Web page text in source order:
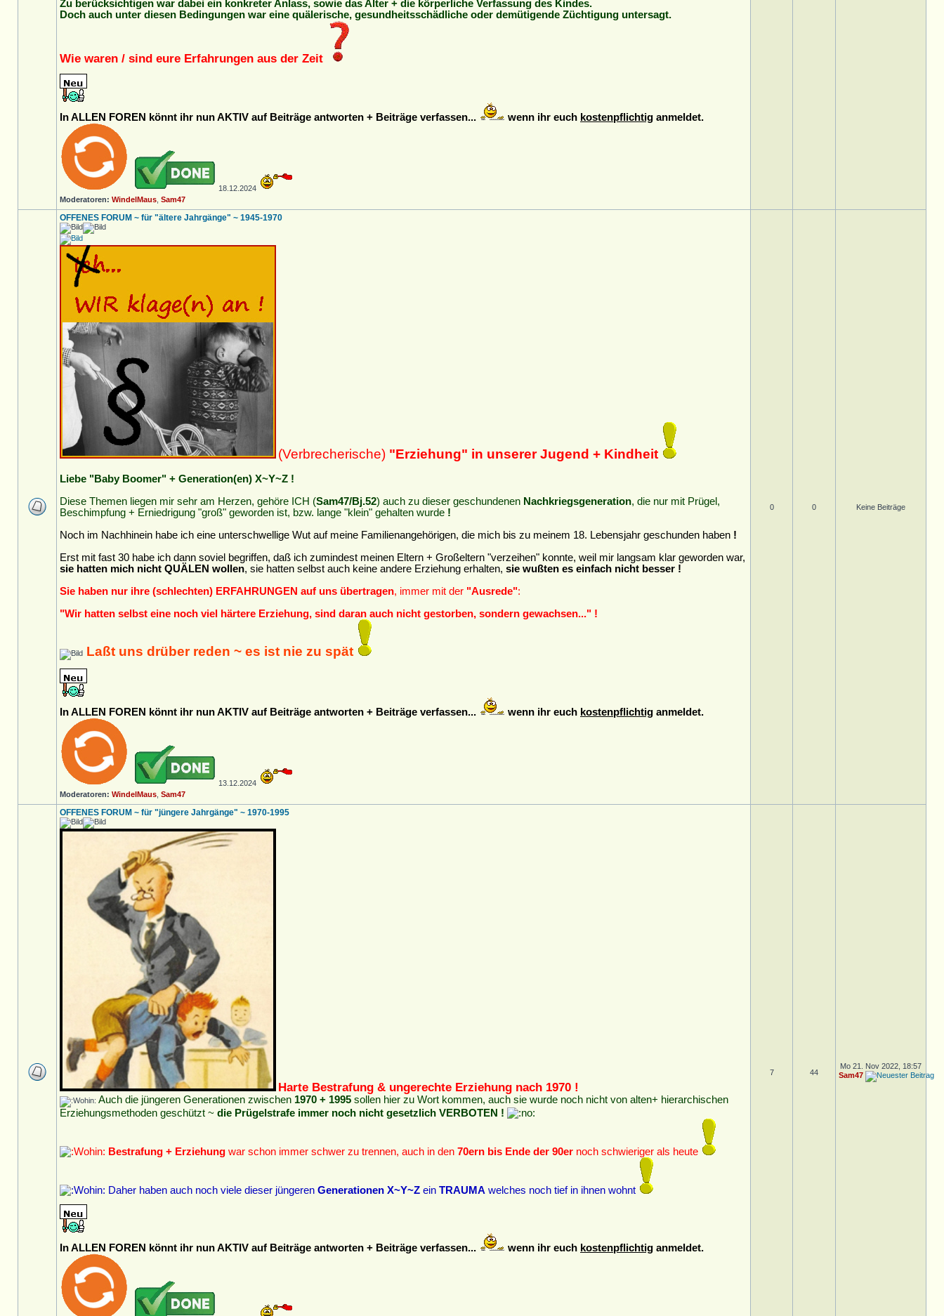
Zu berücksichtigen war dabei ein konkreter Anlass, sowie das Alter + die körperliche Verfassung des Kindes.
Doch auch unter diesen Bedingungen war eine quälerische, gesundheitsschädliche oder demütigende Züchtigung untersagt.
Wie waren / sind eure Erfahrungen aus der Zeit
In ALLEN FOREN könnt ihr nun AKTIV auf Beiträge antworten + Beiträge verfassen... wenn ihr euch kostenpflichtig anmeldet.
18.12.2024
Moderatoren: WindelMaus Sam47
OFFENES FORUM ~ für "ältere Jahrgänge" ~ 1945-1970
(Verbrecherische) "Erziehung" in unserer Jugend + Kindheit
Liebe "Baby Boomer" + Generation(en) X~Y~Z !
Diese Themen liegen mir sehr am Herzen, gehöre ICH (Sam47/Bj.52) auch zu dieser geschundenen Nachkriegsgeneration, die nur mit Prügel,
Beschimpfung + Erniedrigung "groß" geworden ist, bzw. lange "klein" gehalten wurde !
Noch im Nachhinein habe ich eine unterschwellige Wut auf meine Familienangehörigen, die mich bis zu meinem 18. Lebensjahr geschunden haben !
Erst mit fast 30 habe ich dann soviel begriffen, daß ich zumindest meinen Eltern + Großeltern "verzeihen" konnte, weil mir langsam klar geworden war,
sie hatten mich nicht QUÄLEN wollen, sie hatten selbst auch keine andere Erziehung erhalten, sie wußten es einfach nicht besser !
Sie haben nur ihre (schlechten) ERFAHRUNGEN auf uns übertragen, immer mit der "Ausrede":
"Wir hatten selbst eine noch viel härtere Erziehung, sind daran auch nicht gestorben, sondern gewachsen..." !
Laßt uns drüber reden ~ es ist nie zu spät
In ALLEN FOREN könnt ihr nun AKTIV auf Beiträge antworten + Beiträge verfassen... wenn ihr euch kostenpflichtig anmeldet.
13.12.2024
Moderatoren: WindelMaus Sam47
0 0 Keine Beiträge
OFFENES FORUM ~ für "jüngere Jahrgänge" ~ 1970-1995
Harte Bestrafung & ungerechte Erziehung nach 1970 !
Auch die jüngeren Generationen zwischen 1970 + 1995 sollen hier zu Wort kommen, auch sie wurde noch nicht von alten+ hierarchischen
Erziehungsmethoden geschützt ~ die Prügelstrafe immer noch nicht gesetzlich VERBOTEN !
Bestrafung + Erziehung war schon immer schwer zu trennen, auch in den 70ern bis Ende der 90er noch schwieriger als heute
Daher haben auch noch viele dieser jüngeren Generationen X~Y~Z ein TRAUMA welches noch tief in ihnen wohnt
In ALLEN FOREN könnt ihr nun AKTIV auf Beiträge antworten + Beiträge verfassen... wenn ihr euch kostenpflichtig anmeldet.
7 44
Mo 21. Nov 2022, 18:57
Sam47